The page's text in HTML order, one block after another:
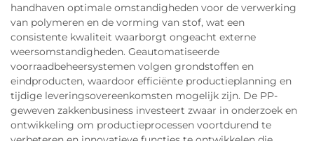
handhaven optimale omstandigheden voor de verwerking
van polymeren en de vorming van stof, wat een
consistente kwaliteit waarborgt ongeacht externe
weersomstandigheden. Geautomatiseerde
voorraadbeheersystemen volgen grondstoffen en
eindproducten, waardoor efficiënte productieplanning en
tijdige leveringsovereenkomsten mogelijk zijn. De PP-
geweven zakkenbusiness investeert zwaar in onderzoek en
ontwikkeling om productieprocessen voortdurend te